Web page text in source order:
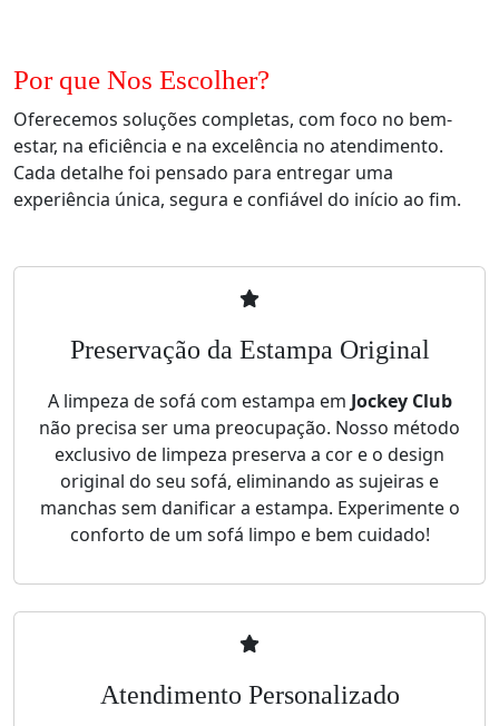
Por que Nos Escolher?
Oferecemos soluções completas, com foco no bem-
estar, na eficiência e na excelência no atendimento.
Cada detalhe foi pensado para entregar uma
experiência única, segura e confiável do início ao fim.
Preservação da Estampa Original
A limpeza de sofá com estampa em Jockey Club
não precisa ser uma preocupação. Nosso método
exclusivo de limpeza preserva a cor e o design
original do seu sofá, eliminando as sujeiras e
manchas sem danificar a estampa. Experimente o
conforto de um sofá limpo e bem cuidado!
Atendimento Personalizado